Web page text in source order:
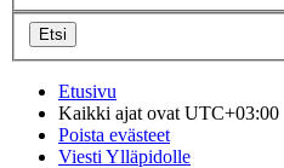
Etusivu
Kaikki ajat ovat UTC+03:00
Poista evästeet
Viesti Ylläpidolle